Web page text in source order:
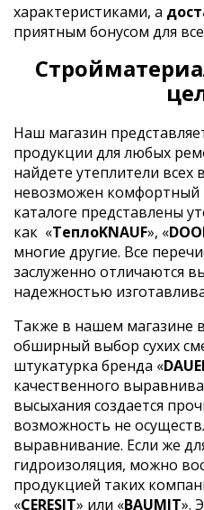
характеристиками, а
приятным бонусом для
Наш магазин
продукции для любых
найдете утеплители всех
невозможен
каталоге представлены
как «ТеплоKNAUF», «
многие другие. Все
заслуженно отличаются
надежностью
Также в нашем магазине
обширный выбор сухих
штукатурка бренда «
качественного
высыхания создается
возможность не
выравнивание. Если же
гидроизоляция, можно
продукцией таких
«CERESIT» или «BAUMIT».